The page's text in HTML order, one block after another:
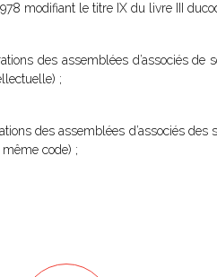
modifiant le titre IX du livre III
des assemblées d’associés
;
des assemblées d’associés des
même code) ;